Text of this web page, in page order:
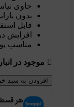
حاوی
بدون
قابل
افزایش
مناسب
موجود در انبار
افزودن به سبد
هر